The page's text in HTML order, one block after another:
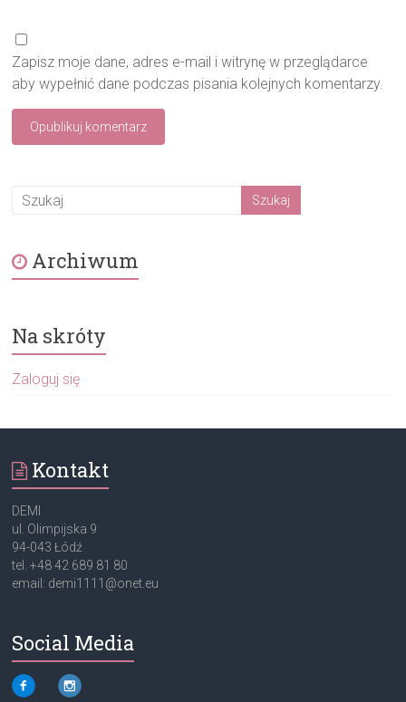
Zapisz moje dane, adres e-mail i witrynę w przeglądarce
aby wypełnić dane podczas pisania kolejnych komentarzy.
Archiwum
Na skróty
Zaloguj się
Kontakt
DEMI
ul. Olimpijska 9
94-043 Łódź
tel. +48 42 689 81 80
email: demi1111@onet.eu
Social Media